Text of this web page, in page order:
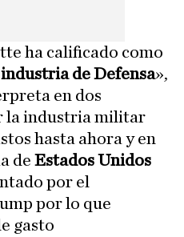
ha calificado como
de Defensa»,
en dos
la industria militar
hasta ahora y en
de Estados Unidos
por el
por lo que
gasto